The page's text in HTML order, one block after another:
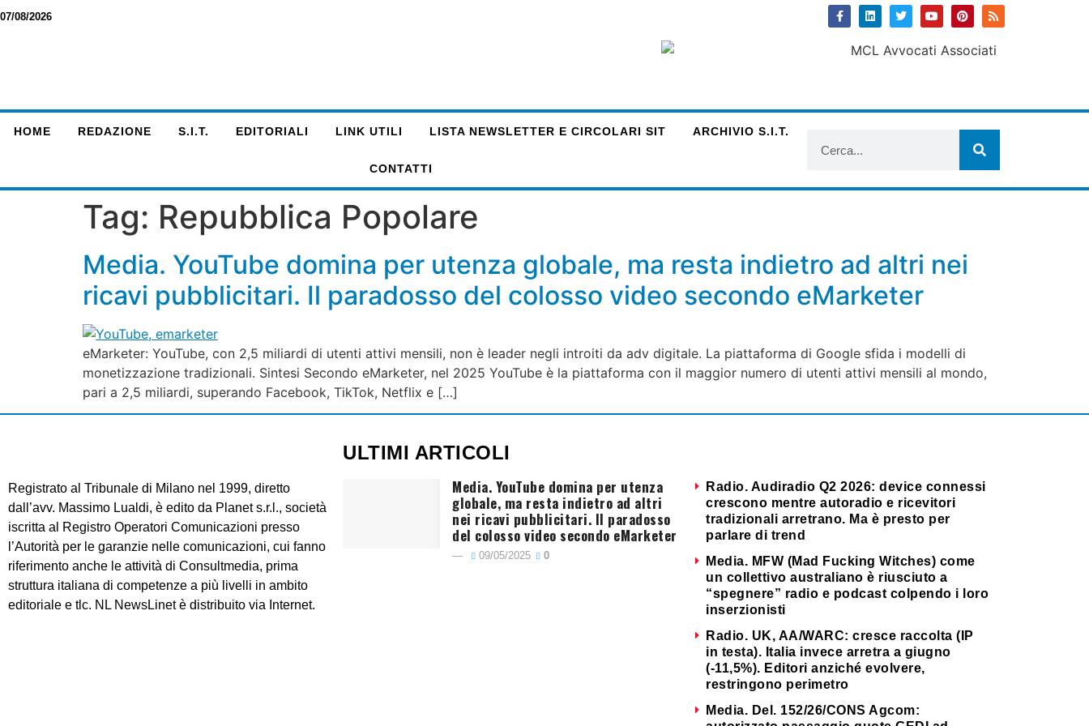
07/08/2026
HOME REDAZIONE S.I.T. EDITORIALI LINK UTILI LISTA NEWSLETTER E CIRCOLARI SIT ARCHIVIO S.I.T.
CONTATTI
Tag: Repubblica Popolare
Media. YouTube domina per utenza globale, ma resta indietro ad altri nei
ricavi pubblicitari. Il paradosso del colosso video secondo eMarketer
eMarketer: YouTube, con 2,5 miliardi di utenti attivi mensili, non è leader negli introiti da adv digitale. La piattaforma di Google sfida i modelli di
monetizzazione tradizionali. Sintesi Secondo eMarketer, nel 2025 YouTube è la piattaforma con il maggior numero di utenti attivi mensili al mondo,
pari a 2,5 miliardi, superando Facebook, TikTok, Netflix e […]
Registrato al Tribunale di Milano nel 1999, diretto
dall’avv. Massimo Lualdi, è edito da Planet s.r.l., società
iscritta al Registro Operatori Comunicazioni presso
l’Autorità per le garanzie nelle comunicazioni, cui fanno
riferimento anche le attività di Consultmedia, prima
struttura italiana di competenze a più livelli in ambito
editoriale e tlc. NL NewsLinet è distribuito via Internet.
ULTIMI ARTICOLI
Media. YouTube domina per utenza
globale, ma resta indietro ad altri
nei ricavi pubblicitari. Il paradosso
del colosso video secondo eMarketer
09/05/2025 0
Radio. Audiradio Q2 2026: device connessi
crescono mentre autoradio e ricevitori
tradizionali arretrano. Ma è presto per
parlare di trend
Media. MFW (Mad Fucking Witches) come
un collettivo australiano è riusciuto a
“spegnere” radio e podcast colpendo i loro
inserzionisti
Radio. UK, AA/WARC: cresce raccolta (IP
in testa). Italia invece arretra a giugno
(-11,5%). Editori anziché evolvere,
restringono perimetro
Media. Del. 152/26/CONS Agcom: